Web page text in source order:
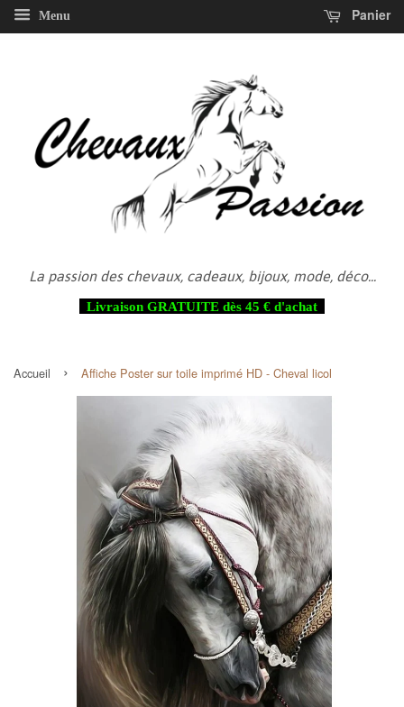
Menu Panier
La passion des chevaux, cadeaux, bijoux, mode, déco...
Livraison GRATUITE dès 45 € d'achat
Accueil › Affiche Poster sur toile imprimé HD - Cheval licol